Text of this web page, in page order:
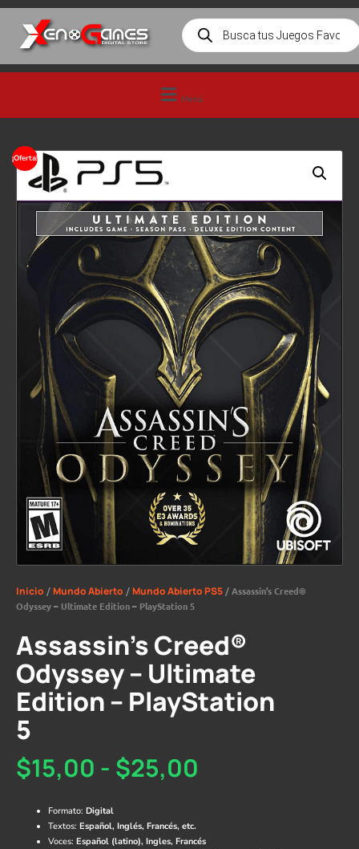
Menú
¡Oferta!
Inicio /Mundo Abierto /Mundo Abierto PS5 / Assassin’s Creed®
Odyssey – Ultimate Edition – PlayStation 5
Assassin’s Creed®
Odyssey – Ultimate
Edition – PlayStation
5
$15,00 - $25,00
Formato: Digital
Textos: Español, Inglés, Francés, etc.
Voces: Español (latino), Ingles, Francés